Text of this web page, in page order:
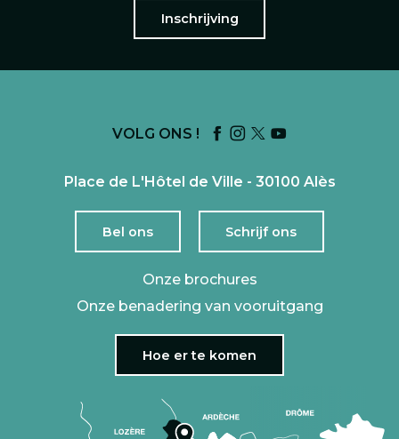
Inschrijving
VOLG ONS !
Place de L'Hôtel de Ville - 30100 Alès
Bel ons Schrijf ons
Onze brochures
Onze benadering van vooruitgang
Hoe er te komen